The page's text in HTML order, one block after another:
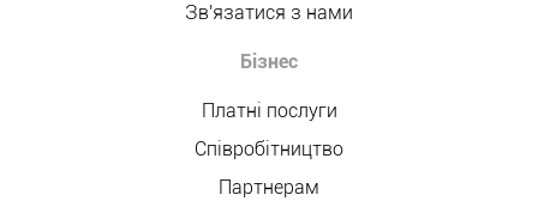
Зв'язатися з нами
Бізнес
Платні послуги
Співробітництво
Партнерам